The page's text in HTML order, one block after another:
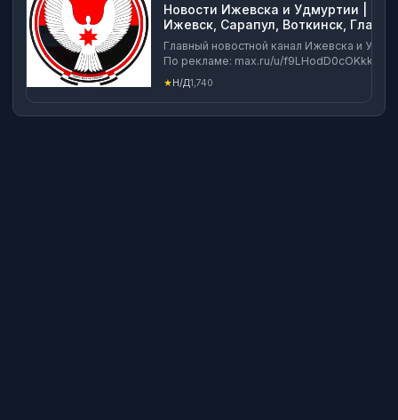
Новости Ижевска и Удмуртии |
Ижевск, Сарапул, Воткинск, Глазов,
Можга, Камбарка, Ува, Балезино,
Завьялово, Малопургинское,
Бодья, Дебесы, новости, события
Главный новостной канал Ижевска и
По рекламе: max.ru/u/
ижевск ижевска ижевске izh 18 ижевский
ижевская ижевские чп в ижевске
★ Н/Д1,740